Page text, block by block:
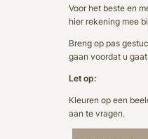
Voor het beste en
hier rekening mee
Breng op pas
gaan voordat u
Let op:
Kleuren op een
aan te vragen.